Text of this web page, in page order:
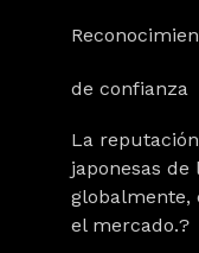
de confianza
La
japonesas
globalmente,
el mercado.?